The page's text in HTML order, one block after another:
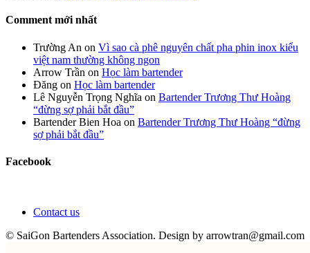
Comment mới nhất
Trường An on Vì sao cà phê nguyên chất pha phin inox kiểu
việt nam thường không ngon
Arrow Trần on Học làm bartender
Đăng on Học làm bartender
Lê Nguyễn Trọng Nghĩa on Bartender Trương Thư Hoàng
“đừng sợ phải bắt đầu”
Bartender Bien Hoa on Bartender Trương Thư Hoàng “đừng
sợ phải bắt đầu”
Facebook
Contact us
© SaiGon Bartenders Association. Design by arrowtran@gmail.com